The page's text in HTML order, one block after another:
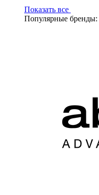
Показать все
Популярные бренды: